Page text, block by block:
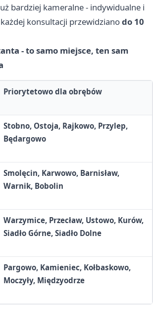
bardziej kameralne - indywidualne i
konsultacji przewidzianodo 10
- to samo miejsce, ten sam
Priorytetowo dla obrębów
Stobno, Ostoja, Rajkowo, Przylep,
Będargowo
Smolęcin, Karwowo, Barnisław,
Warnik, Bobolin
Warzymice, Przecław, Ustowo, Kurów,
Siadło Górne, Siadło Dolne
Pargowo, Kamieniec, Kołbaskowo,
Moczyły, Międzyodrze